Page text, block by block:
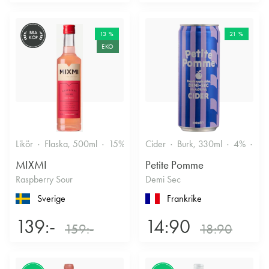
BRA
KÖP
13 %
EKO
Likör Flaska, 500ml 15% Annan likör
MIXMI
Raspberry Sour
Sverige
139:- 159:-
21 %
Cider Burk, 330ml 4%
Petite Pomme
Demi Sec
Frankrike
14:90 18:90